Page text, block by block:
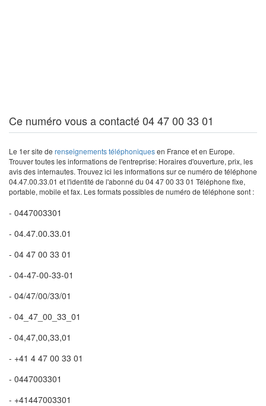
Ce numéro vous a contacté 04 47 00 33 01
Le 1er site de renseignements téléphoniquesen France et en Europe.
Trouver toutes les informations de l'entreprise: Horaires d'ouverture, prix, les
avis des internautes. Trouvez ici les informations sur ce numéro de téléphone
04.47.00.33.01 et l'identité de l'abonné du 04 47 00 33 01 Téléphone fixe,
portable, mobile et fax. Les formats possibles de numéro de téléphone sont :
- 0447003301
- 04.47.00.33.01
- 04 47 00 33 01
- 04-47-00-33-01
- 04/47/00/33/01
- 04_47_00_33_01
- 04,47,00,33,01
- +41 4 47 00 33 01
- 0447003301
- +41447003301